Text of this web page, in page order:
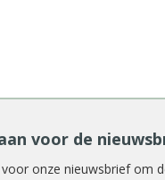
voor de
onze nieuwsbrief om